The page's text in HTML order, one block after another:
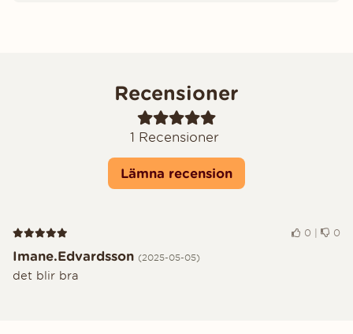
Recensioner
1 Recensioner
Lämna recension
Recension 5 av 5 0 | 0
Imane.Edvardsson (2025-05-05)
det blir bra